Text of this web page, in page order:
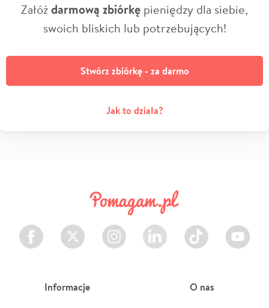
Załóżdarmową zbiórkę pieniędzy dla siebie,
swoich bliskich lub potrzebujących!
Stwórz zbiórkę - za darmo
Jak to działa?
Facebook Twitter Instagram LinkedIn TikTok Youtube
Informacje O nas